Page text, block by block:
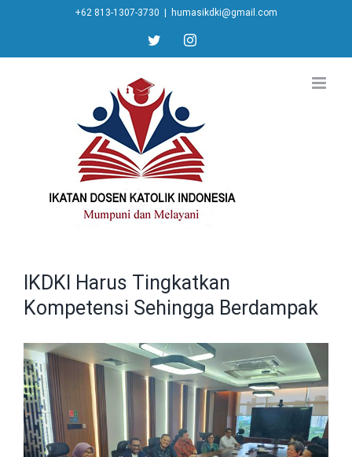
content
+62 813-1307-3730 humasikdki@gmail.com
twitter instagram
IKDKI Harus Tingkatkan
Kompetensi Sehingga Berdampak
View
Larger
Image